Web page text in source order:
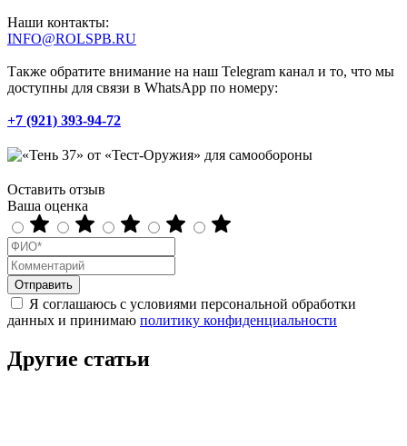
Наши контакты:
INFO@ROLSPB.RU
Также обратите внимание на наш Telegram канал и то, что мы
доступны для связи в WhatsApp по номеру:
+7 (921) 393-94-72
Оставить отзыв
Ваша оценка
Отправить
Я соглашаюсь с условиями персональной обработки
данных и принимаю политику конфиденциальности
Другие статьи